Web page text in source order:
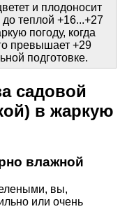
и плодоносит
теплой +16...+27
погоду, когда
превышает +29
подготовке.
садовой
в жаркую
влажной
вы,
или очень